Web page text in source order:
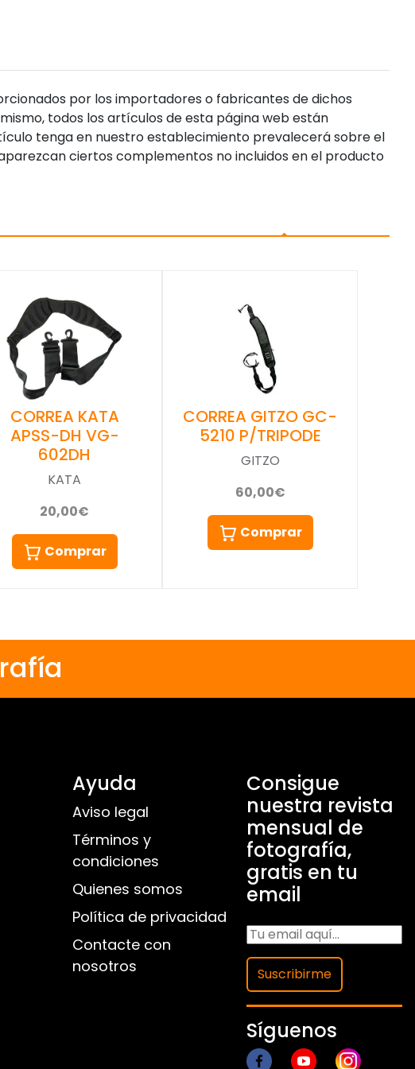
por los importadores o fabricantes de dichos
todos los artículos de esta página web están
tenga en nuestro establecimiento prevalecerá sobre el
ciertos complementos no incluidos en el producto
CORREA KATA
APSS-DH VG-
602DH
KATA
20,00€
Comprar
CORREA GITZO GC-
5210 P/TRIPODE
GITZO
60,00€
Comprar
Ayuda
Aviso legal
Términos y
condiciones
Quienes somos
Política de privacidad
Contacte con
nosotros
Consigue
nuestra revista
mensual de
fotografía,
gratis en tu
email
Suscribirme
Síguenos